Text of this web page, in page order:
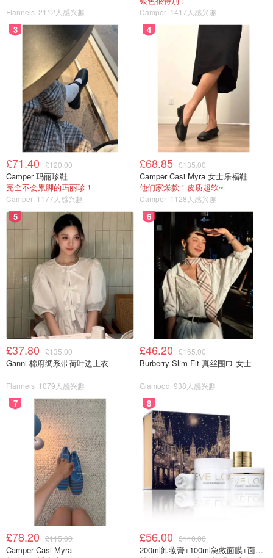
如果你喜欢我们的文章记得 喜欢+⭐收藏+📣分享
以加小编服务号（DMxQianDuoDuo）了解更多英国优质折
扣和攻略内容~
君君提示：你也可以写原创文章，
点此查看详情 >>
本文由想吃妹妹的甜甜圈根据多方新闻素材整理创作，著作权归
作者本人和英国省钱快报共同所有，未经许可不得转载。文章仅
代表作者看法，如有更多内容分享或是对文中观点有不同见解，
省钱快报欢迎您的投稿。
英国新闻
Flannels 2112人感兴趣 Camper 1417人感兴趣
3
£71.40 £120.00
Camper 玛丽珍鞋
完全不会累脚的玛丽珍！
Camper 1177人感兴趣
4
£68.85 £135.00
Camper Casi Myra 女士乐福鞋
他们家爆款！皮质超软~
Camper 1128人感兴趣
5
£37.80 £135.00
Ganni 棉府绸系带荷叶边上衣
Flannels 1079人感兴趣
6
£46.20 £165.00
Burberry Slim Fit 真丝围巾 女士
Glamood 938人感兴趣
7
£78.20 £115.00
Camper Casi Myra
8
£56.00 £140.00
200ml卸妆膏+100ml急救面膜+面霜+洁颜布